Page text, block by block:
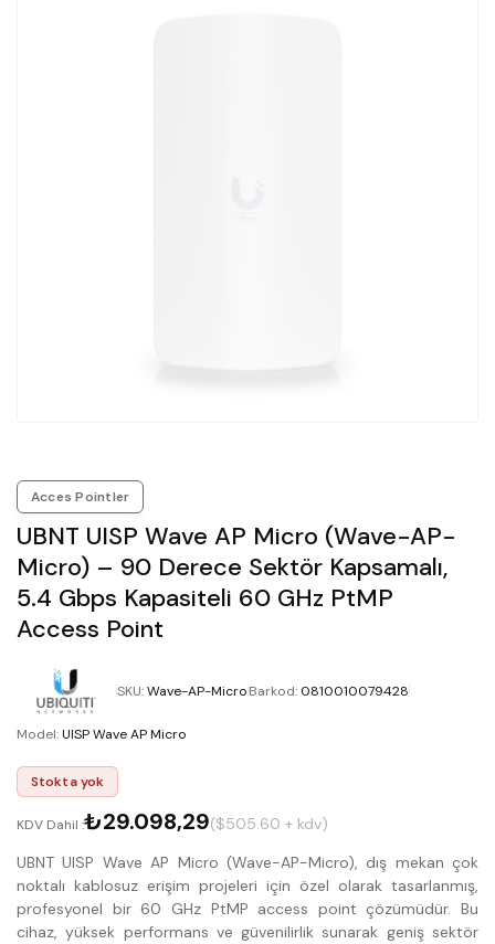
Acces Pointler
UBNT UISP Wave AP Micro (Wave-AP-
Micro) – 90 Derece Sektör Kapsamalı,
5.4 Gbps Kapasiteli 60 GHz PtMP
Access Point
SKU:Wave-AP-MicroBarkod: 0810010079428
Model:UISP Wave AP Micro
Stokta yok
KDV Dahil :₺29.098,29($505.60 + kdv)
UBNT UISP Wave AP Micro (Wave-AP-Micro), dış mekan çok
noktalı kablosuz erişim projeleri için özel olarak tasarlanmış,
profesyonel bir 60 GHz PtMP access point çözümüdür. Bu
cihaz, yüksek performans ve güvenilirlik sunarak geniş sektör